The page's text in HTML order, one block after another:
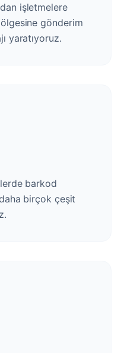
işletmelere
gönderim
yaratıyoruz.
barkod
birçok çeşit